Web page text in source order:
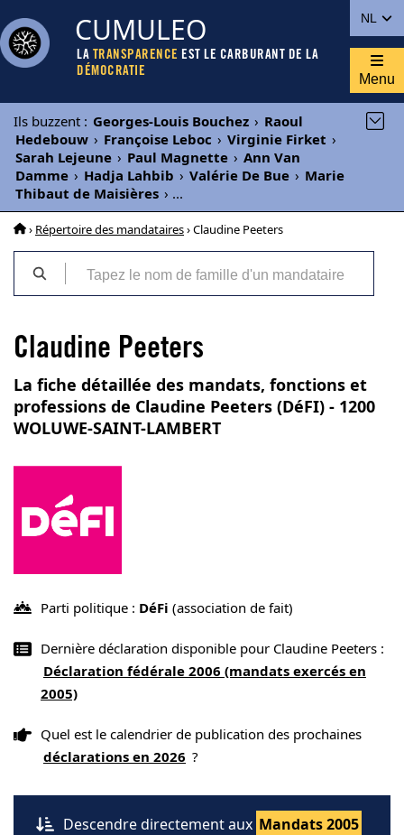
NL
CUMULEO
LA TRANSPARENCE EST LE CARBURANT DE LA
DÉMOCRATIE
Menu
Ils buzzent : Georges-Louis Bouchez › Raoul
Hedebouw › Françoise Leboc › Virginie Firket ›
Sarah Lejeune › Paul Magnette › Ann Van
Damme › Hadja Lahbib › Valérie De Bue › Marie
Thibaut de Maisières › ...
› Répertoire des mandataires› Claudine Peeters
Claudine Peeters
La fiche détaillée des mandats, fonctions et
professions de Claudine Peeters (DéFI) - 1200
WOLUWE-SAINT-LAMBERT
Parti politique : DéFi (association de fait)
Dernière déclaration disponible pour Claudine Peeters :
Déclaration fédérale 2006 (mandats exercés en
2005)
Quel est le calendrier de publication des prochaines
déclarations en 2026 ?
Descendre directement aux Mandats 2005